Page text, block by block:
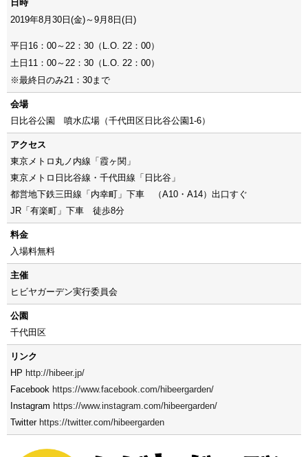
日時
2019年8月30日(金)～9月8日(日)
平日16：00～22：30（L.O. 22：00）
土日11：00～22：30（L.O. 22：00）
※最終日のみ21：30まで
会場
日比谷公園 噴水広場（千代田区日比谷公園1-6）
アクセス
東京メトロ丸ノ内線「霞ヶ関」
東京メトロ日比谷線・千代田線「日比谷」
都営地下鉄三田線「内幸町」下車 （A10・A14）出口すぐ
JR「有楽町」下車 徒歩8分
料金
入場料無料
主催
ヒビヤガーデン実行委員会
公園
千代田区
リンク
HP http://hibeer.jp/
Facebook https://www.facebook.com/hibeergarden/
Instagram https://www.instagram.com/hibeergarden/
Twitter https://twitter.com/hibeergarden